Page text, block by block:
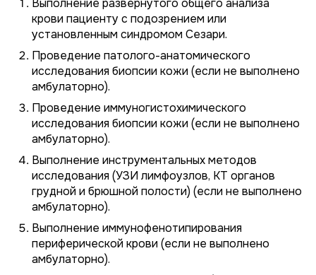
Выполнение развернутого общего анализа
крови пациенту с подозрением или
установленным синдромом Сезари.
Проведение патолого-анатомического
исследования биопсии кожи (если не выполнено
амбулаторно).
Проведение иммуногистохимического
исследования биопсии кожи (если не выполнено
амбулаторно).
Выполнение инструментальных методов
исследования (УЗИ лимфоузлов, КТ органов
грудной и брюшной полости) (если не выполнено
амбулаторно).
Выполнение иммунофенотипирования
периферической крови (если не выполнено
амбулаторно).